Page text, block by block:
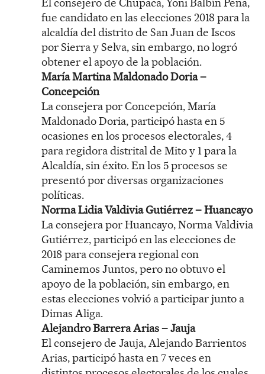
El consejero de Chupaca, Yoni Balbín Peña,
fue candidato en las elecciones 2018 para la
alcaldía del distrito de San Juan de Iscos
por Sierra y Selva, sin embargo, no logró
obtener el apoyo de la población.
María Martina Maldonado Doria –
Concepción
La consejera por Concepción, María
Maldonado Doria, participó hasta en 5
ocasiones en los procesos electorales, 4
para regidora distrital de Mito y 1 para la
Alcaldía, sin éxito. En los 5 procesos se
presentó por diversas organizaciones
políticas.
Norma Lidia Valdivia Gutiérrez – Huancayo
La consejera por Huancayo, Norma Valdivia
Gutiérrez, participó en las elecciones de
2018 para consejera regional con
Caminemos Juntos, pero no obtuvo el
apoyo de la población, sin embargo, en
estas elecciones volvió a participar junto a
Dimas Aliga.
Alejandro Barrera Arias – Jauja
El consejero de Jauja, Alejando Barrientos
Arias, participó hasta en 7 veces en